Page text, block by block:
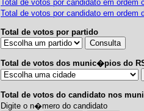
Total de votos por candidato em
Total de votos por candidato em
Total de votos por partido
Total de votos dos munic�pios do
Total de votos do candidato nos
Digite o n�mero do candidato